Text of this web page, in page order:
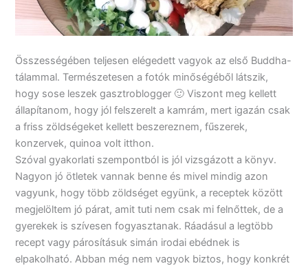
Összességében teljesen elégedett vagyok az első Buddha-
tálammal. Természetesen a fotók minőségéből látszik,
hogy sose leszek gasztroblogger 🙂 Viszont meg kellett
állapítanom, hogy jól felszerelt a kamrám, mert igazán csak
a friss zöldségeket kellett beszereznem, fűszerek,
konzervek, quinoa volt itthon.
Szóval gyakorlati szempontból is jól vizsgázott a könyv.
Nagyon jó ötletek vannak benne és mivel mindig azon
vagyunk, hogy több zöldséget együnk, a receptek között
megjelöltem jó párat, amit tuti nem csak mi felnőttek, de a
gyerekek is szívesen fogyasztanak. Ráadásul a legtöbb
recept vagy párosításuk simán irodai ebédnek is
elpakolható. Abban még nem vagyok biztos, hogy konkrét